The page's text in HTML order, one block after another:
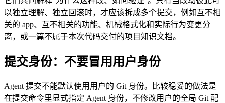
以独立理解、独立回滚时，才应该拆成多个提交，例如互不相
关的 app、互不相关的功能、机械格式化和实际行为变更分
离，或一篇不属于本次代码交付的项目知识文档。
提交身份：不要冒用用户身份
Agent 提交不能默认使用用户的 Git 身份。比较稳妥的做法是
在提交命令里显式指定 Agent 身份，不修改用户的全局 Git 配